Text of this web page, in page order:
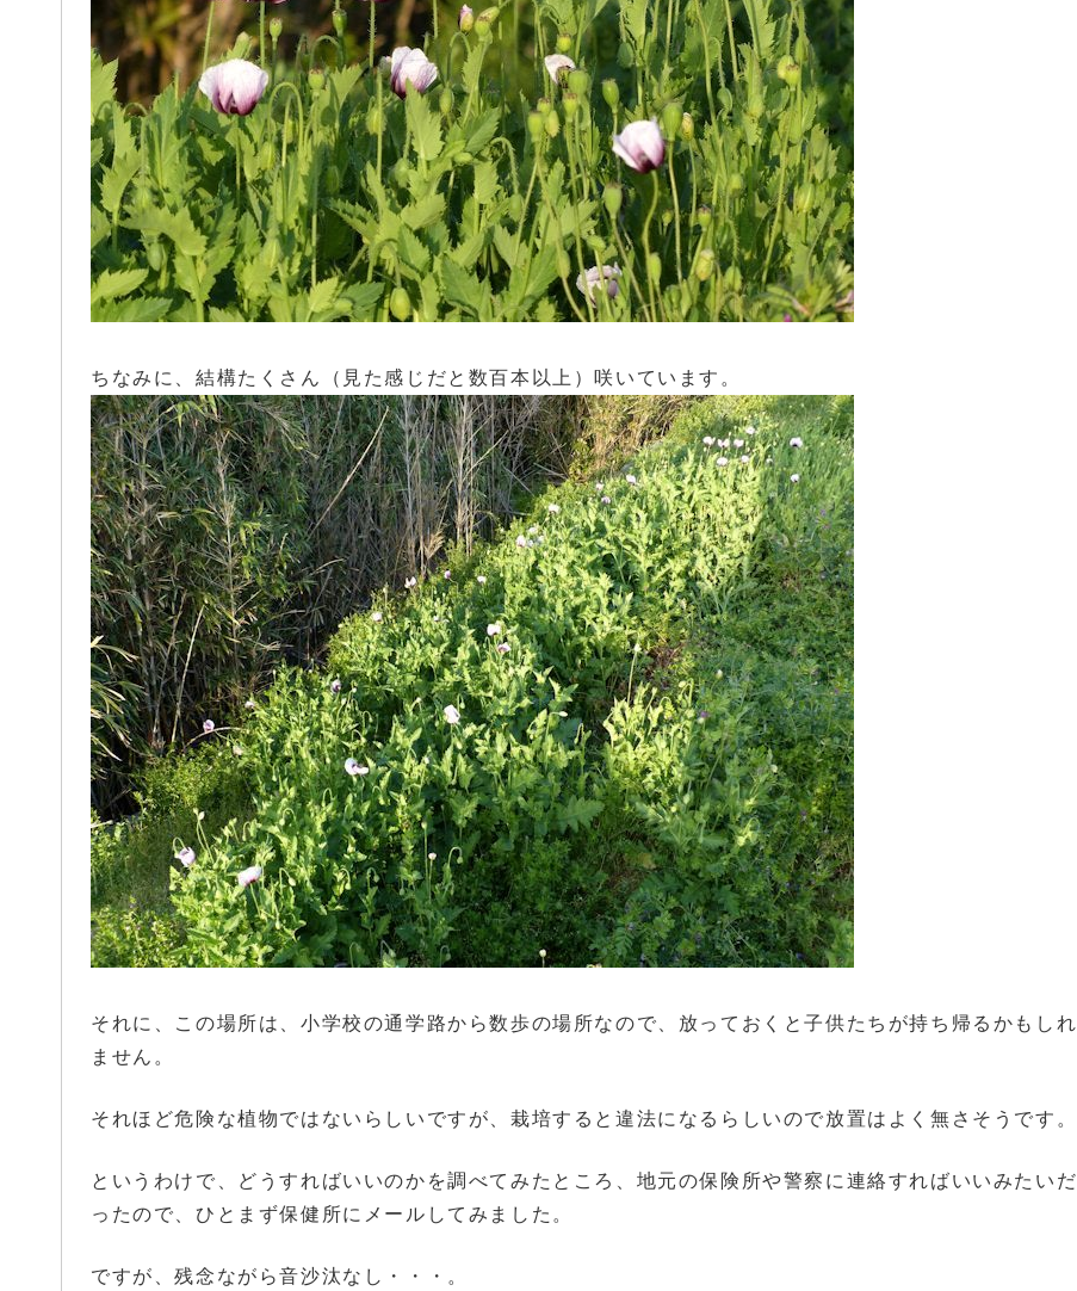
ちなみに、結構たくさん（見た感じだと数百本以上）咲いています。
それに、この場所は、小学校の通学路から数歩の場所なので、放っておくと子供たちが持ち帰るかもしれ
ません。
それほど危険な植物ではないらしいですが、栽培すると違法になるらしいので放置はよく無さそうです。
というわけで、どうすればいいのかを調べてみたところ、地元の保険所や警察に連絡すればいいみたいだ
ったので、ひとまず保健所にメールしてみました。
ですが、残念ながら音沙汰なし・・・。